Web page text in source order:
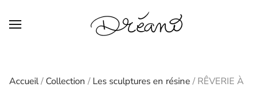
Skip to main content
Accueil/ Collection / Les sculptures en résine / RÊVERIE À